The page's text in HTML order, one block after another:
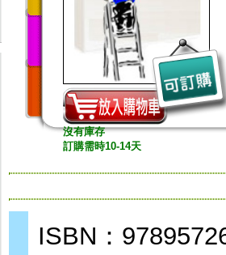
沒有庫存
訂購需時10-14天
ISBN：